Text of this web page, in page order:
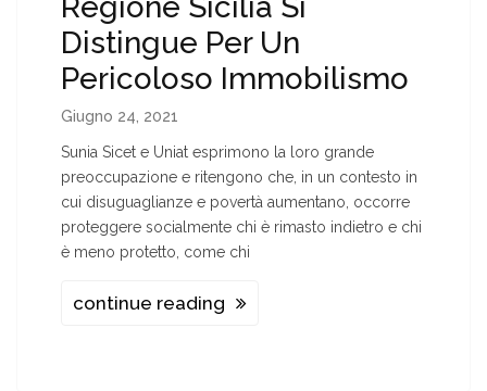
Regione Sicilia Si
Distingue Per Un
Pericoloso Immobilismo
Giugno 24, 2021
Sunia Sicet e Uniat esprimono la loro grande
preoccupazione e ritengono che, in un contesto in
cui disuguaglianze e povertà aumentano, occorre
proteggere socialmente chi è rimasto indietro e chi
è meno protetto, come chi
continue reading